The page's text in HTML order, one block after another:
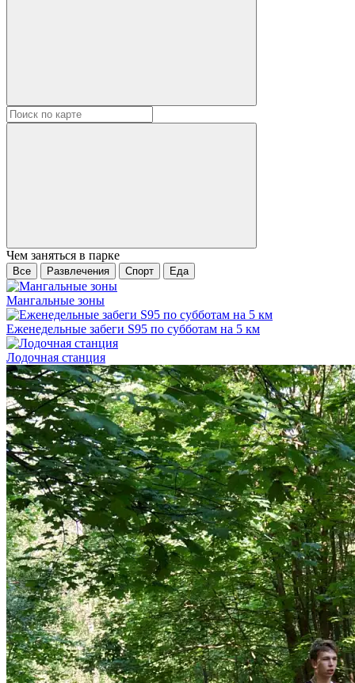
Чем заняться в парке
Все Развлечения Спорт Еда
Мангальные зоны
Еженедельные забеги S95 по субботам на 5 км
Лодочная станция